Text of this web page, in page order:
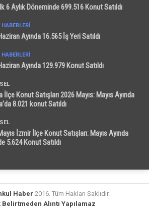
6 Aylık Döneminde 699.516 Konut Satıldı
Ayında 16.565 İş Yeri Satıldı
Ayında 129.979 Konut Satıldı
İlçe Konut Satışları 2026 Mayıs: Mayıs Ayında
8.021 konut Satıldı
İzmir İlçe Konut Satışları: Mayıs Ayında
5.624 Konut Satıldı
Haber 2016. Tüm Hakları Saklıdır.
Belirtmeden Alıntı Yapılamaz